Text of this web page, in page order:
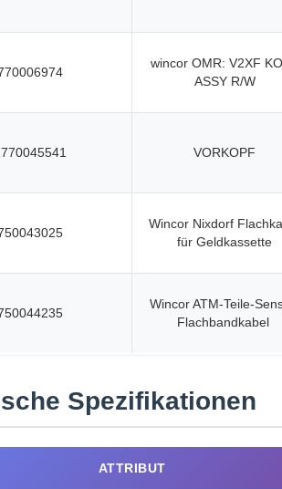
wincor OMR: V2XF
ASSY R/W
VORKOPF
Wincor Nixdorf
für Geldkassette
Wincor ATM-Teile-
Flachbandkabel
Spezifikationen
ATTRIBUT